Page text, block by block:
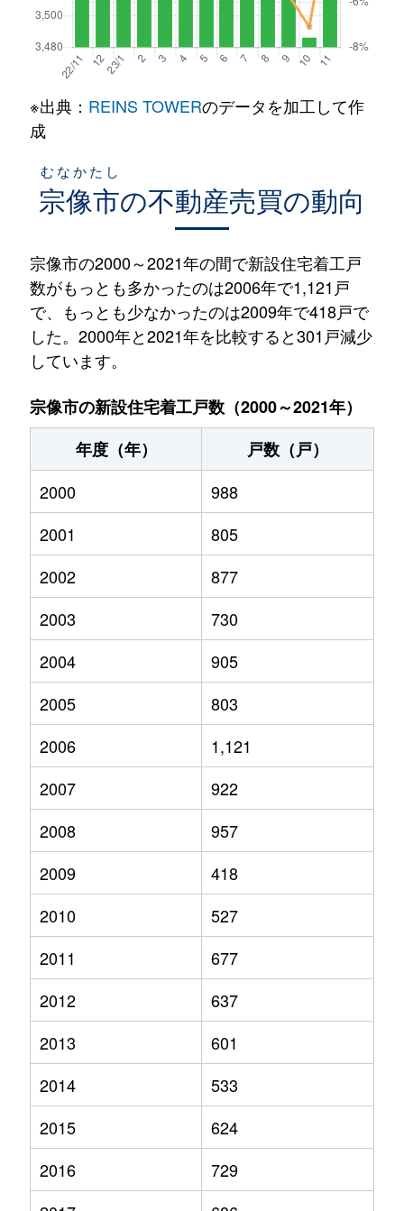
※出典： REINS TOWERのデータを加工して作
成
宗像市
むなかたし
の不動産売買の動向
宗像市の2000～2021年の間で新設住宅着工戸
数がもっとも多かったのは2006年で1,121戸
で、もっとも少なかったのは2009年で418戸で
した。2000年と2021年を比較すると301戸減少
しています。
宗像市の新設住宅着工戸数（2000～2021年）
年度（年）
戸数（戸）
2000
988
2001
805
2002
877
2003
730
2004
905
2005
803
2006
1,121
2007
922
2008
957
2009
418
2010
527
2011
677
2012
637
2013
601
2014
533
2015
624
2016
729